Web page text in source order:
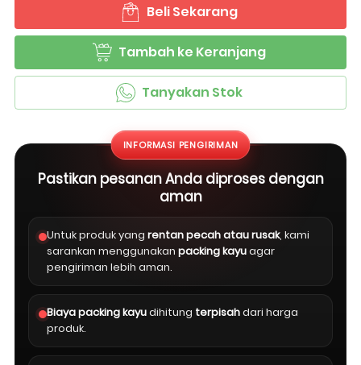
` Beli Sekarang
` Tambah ke Keranjang
` Tanyakan Stok
INFORMASI PENGIRIMAN
Pastikan pesanan Anda diproses dengan
aman
Untuk produk yang rentan pecah atau rusak, kami
sarankan menggunakan packing kayuagar
pengiriman lebih aman.
Biaya packing kayudihitung terpisahdari harga
produk.